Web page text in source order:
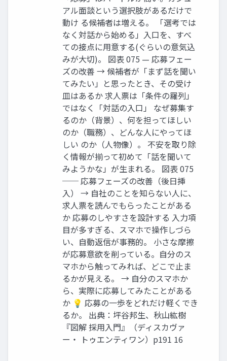
アル面談という選択肢があるだけで
動け る候補者は増える。 「選考では
なく対話から始める」入口を、すべ
ての接点に用意する(ぐらいの意気込
みが大切)。 図表 075 — 応募フェー
ズの改善 → 候補者が「まず話を聞い
てみたい」と思ったとき、その受け
皿はあるか 求人票は「条件の羅列」
ではなく「対話の入口」 なぜ募集す
るのか（背景）、何を担ってほしい
のか（職務）、どんな人にやってほ
しい のか（人物像）。 不安を取り除
く情報が揃って初めて「話を聞いて
みようかな」が生まれる。 図表 075
── 応募フェーズの改善（後日挿
入） → 自社のことを知らない人に、
求人票を読んでもらったことがある
か 応募のしやすさを設計する 入力項
目が多すぎる、スマホで操作しづら
い、自動返信が事務的。 小さな摩擦
が応募意欲を削っている。自分のス
マホから触ってみれば、どこで止ま
るかが見える。 → 自分のスマホか
ら、実際に応募してみたことがある
か 💡 応募の一歩をどれだけ軽くでき
るか。 出典：坪谷邦生、秋山紘樹
『図解 採用入門』（ディスカヴァ
ー・ トゥエンティワン）p191 16